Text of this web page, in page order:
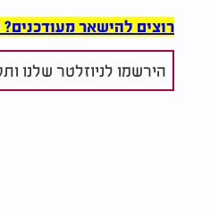
רוצים להישאר מעודכנים?
הירשמו לניוזלטר שלנו